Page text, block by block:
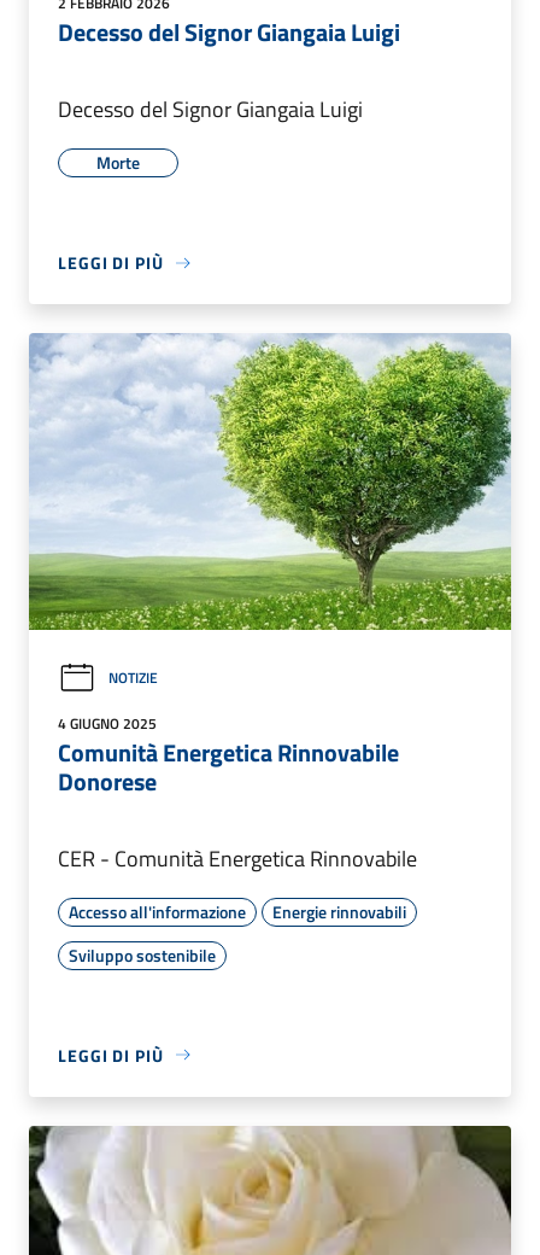
Decesso del Signor Giangaia Luigi
Decesso del Signor Giangaia Luigi
Morte
LEGGI DI PIÙ
NOTIZIE
4 GIUGNO 2025
Comunità Energetica Rinnovabile
Donorese
CER - Comunità Energetica Rinnovabile
Accesso all'informazione
Energie rinnovabili
Sviluppo sostenibile
LEGGI DI PIÙ